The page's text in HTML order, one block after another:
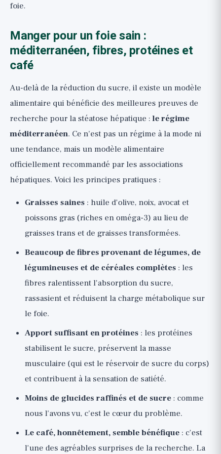
foie.
Manger pour un foie sain :
méditerranéen, fibres, protéines et
café
Au-delà de la réduction du sucre, il existe un modèle
alimentaire qui bénéficie des meilleures preuves de
recherche pour la stéatose hépatique : le régime
méditerranéen. Ce n'est pas un régime à la mode ni
une tendance, mais un modèle alimentaire
officiellement recommandé par les associations
hépatiques. Voici les principes pratiques :
Graisses saines : huile d'olive, noix, avocat et
poissons gras (riches en oméga-3) au lieu de
graisses trans et de graisses transformées.
Beaucoup de fibres provenant de légumes, de
légumineuses et de céréales complètes : les
fibres ralentissent l'absorption du sucre,
rassasient et réduisent la charge métabolique sur
le foie.
Apport suffisant en protéines : les protéines
stabilisent le sucre, préservent la masse
musculaire (qui est le réservoir de sucre du corps)
et contribuent à la sensation de satiété.
Moins de glucides raffinés et de sucre : comme
nous l'avons vu, c'est le cœur du problème.
Le café, honnêtement, semble bénéfique : c'est
l'une des agréables surprises de la recherche. La